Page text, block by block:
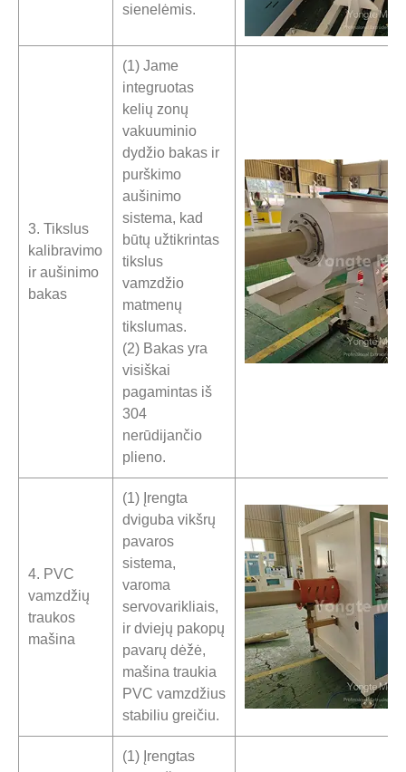
sienelėmis.
3. Tikslus
kalibravimo
ir aušinimo
bakas
(1) Jame
integruotas
kelių zonų
vakuuminio
dydžio bakas ir
purškimo
aušinimo
sistema, kad
būtų užtikrintas
tikslus
vamzdžio
matmenų
tikslumas.
(2) Bakas yra
visiškai
pagamintas iš
304
nerūdijančio
plieno.
4. PVC
vamzdžių
traukos
mašina
(1) Įrengta
dviguba vikšrų
pavaros
sistema,
varoma
servovarikliais,
ir dviejų pakopų
pavarų dėžė,
mašina traukia
PVC vamzdžius
stabiliu greičiu.
(1) Įrengtas